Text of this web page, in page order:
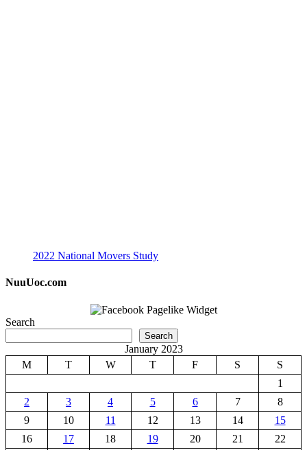
2022 National Movers Study
NuuUoc.com
Search
Search
January 2023
M
T W T F S
S
1
2
3 4 5 6 7
8
9
10 11 12 13 14
15
16
17 18 19 20 21 22